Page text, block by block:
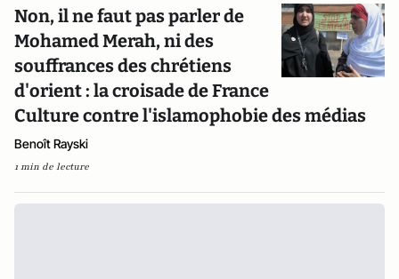
Non, il ne faut pas parler de
Mohamed Merah, ni des
souffrances des chrétiens
d'orient : la croisade de France
Culture contre l'islamophobie des médias
Benoît Rayski
1 min de lecture